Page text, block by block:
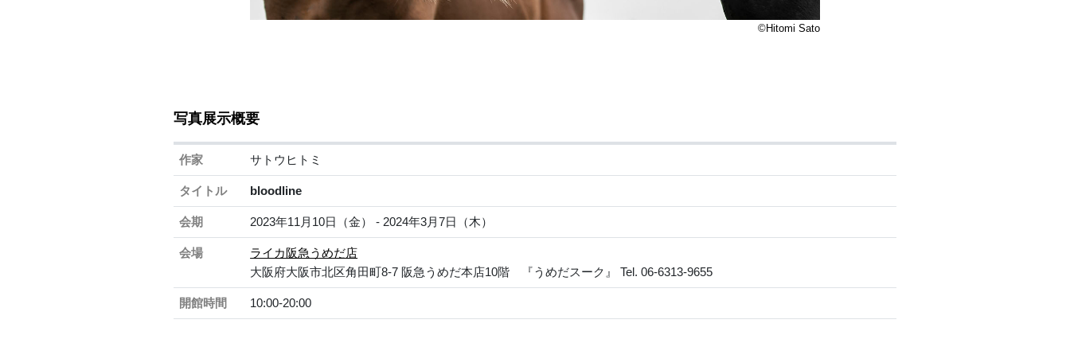
©Hitomi Sato
写真展示概要
作家 サトウヒトミ
タイトル bloodline
会期 2023年11月10日（金） - 2024年3月7日（木）
会場
ライカ阪急うめだ店
大阪府大阪市北区角田町8-7 阪急うめだ本店10階 『うめだスーク』 Tel. 06-6313-9655
開館時間 10:00-20:00